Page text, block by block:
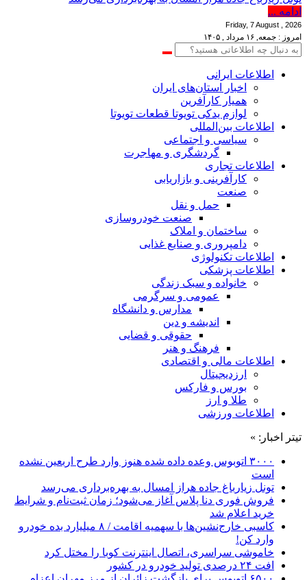
ادامه ...
Friday, 7 August , 2026
امروز : جمعه, ۱۶ مرداد , ۱۴۰۵
اطلاعات‌ ‎ایرانی
اخبار استان‌های ایران
همیار کارآفرین
لوازم یدکی تویوتا قطعات تویوتا
اطلاعات بین‌المللی
سیاسی و اجتماعی
گردشگری و مهاجرت
اطلاعات تجاری
کارآفرینی و بازاریابی
صنعت
حمل و نقل
صنعت خودروسازی
ساختمان و املاک
دامپروری و صنایع غذایی
اطلاعات تکنولوژی
اطلاعات پزشکی
خانواده و سبک زندگی
عمومی و سرگرمی
مدارس و دانشگاه
اندیشه و دین
حقوقی و قضایی
فرهنگ و هنر
اطلاعات مالی و اقتصادی
ارزدیجیتال
بورس و فارکس
طلا و ارز
اطلاعات ورزشی
تیتر اخبار: »
۳۰۰۰ اتوبوس وعده داده شده هنوز وارد طرح اربعین نشده
است
تونل زیارباغ جاده هراز امسال به بهره‌برداری می‌رسد
فروش فوری دنا پلاس آغاز می‌شود؛ زمان ثبت‌نام و شرایط
خرید اعلام شد
کاسبی خارج‌نشین‌ها با سهمیه اقامت / ۸ میلیارد بده خودرو
وارد کن!
خاموشی سراسری، اتصال اینترنت کوبا را مختل کرد
افت ۲۴ درصدی تولید خودرو در کشور